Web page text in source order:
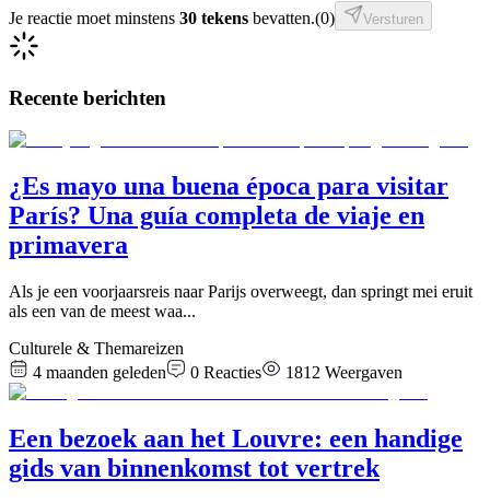
Je reactie moet minstens 30 tekens bevatten.(0) Versturen
Recente berichten
¿Es mayo una buena época para visitar
París? Una guía completa de viaje en
primavera
Als je een voorjaarsreis naar Parijs overweegt, dan springt mei eruit
als een van de meest waa...
Culturele & Themareizen
4 maanden geleden
0 Reacties 1812 Weergaven
Een bezoek aan het Louvre: een handige
gids van binnenkomst tot vertrek